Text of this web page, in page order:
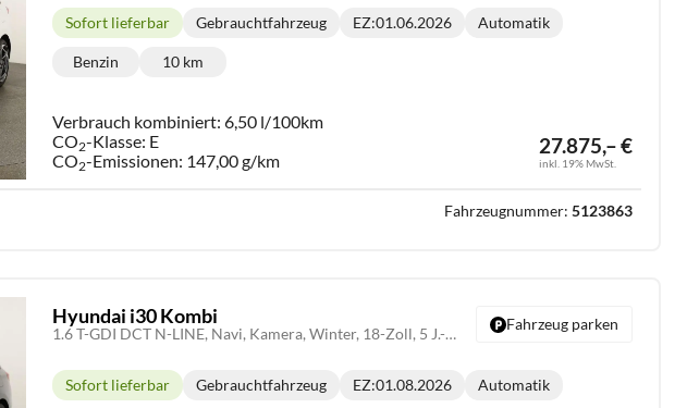
27.875,– €
inkl. 19% MwSt.
Lieferzeit:
Sofort lieferbar Gebrauchtfahrzeug EZ:01.06.2026
Getriebe:
Automatik
Kraftstoff:
Benzin
Kilometerstand:
10 km
Verbrauch kombiniert:6,50 l/100km
CO2-Klasse: E
CO2-Emissionen: 147,00 g/km
Fahrzeugnummer: 5123863
Hyundai i30 Kombi
1.6 T-GDI DCT N-LINE, Navi, Kamera, Winter, 18-Zoll, 5 J.-Garantie
Lieferzeit:
Sofort lieferbar Gebrauchtfahrzeug EZ:01.08.2026
Getriebe:
Automatik
Fahrzeug parken